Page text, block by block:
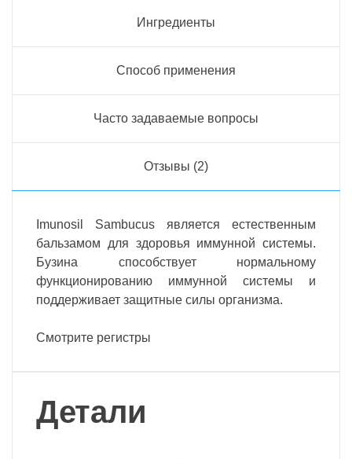
Ингредиенты
Способ применения
Часто задаваемые вопросы
Отзывы (2)
Imunosil Sambucus является естественным
бальзамом для здоровья иммунной системы.
Бузина способствует нормальному
функционированию иммунной системы и
поддерживает защитные силы организма.
Смотрите регистры
Детали